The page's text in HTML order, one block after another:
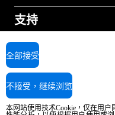
手动清洗清洁剂
树脂过滤水处理
反渗透水处理
我们在全球的办事处
支持
UNOX质保
查找经销商
查找服务中心
AI Content Disclaimer
本网站使用技术Cookie，仅在用
全部接受
不接受，继续浏览